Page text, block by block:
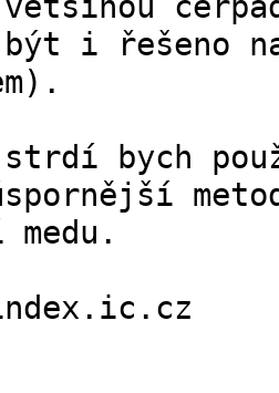
být i řešeno
strdí bych